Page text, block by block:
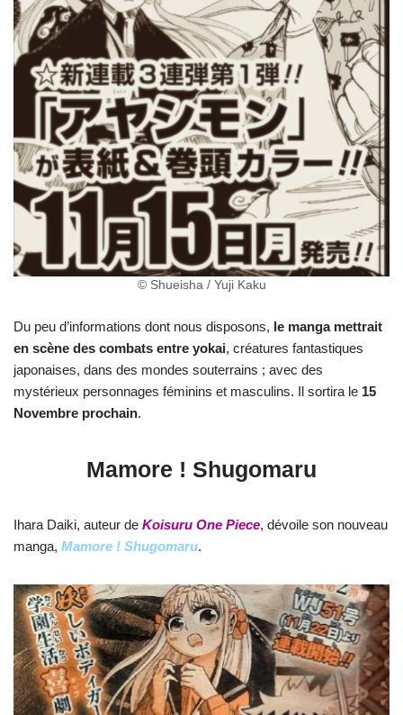
© Shueisha / Yuji Kaku
Du peu d’informations dont nous disposons, le manga mettrait
en scène des combats entre yokai, créatures fantastiques
japonaises, dans des mondes souterrains ; avec des
mystérieux personnages féminins et masculins. Il sortira le 15
Novembre prochain.
Mamore ! Shugomaru
Ihara Daiki, auteur de Koisuru One Piece, dévoile son nouveau
manga, Mamore ! Shugomaru.